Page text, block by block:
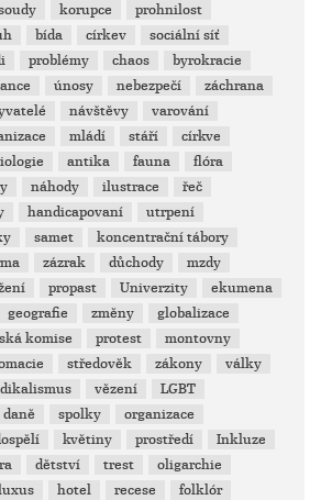
korupce
prohnilost
bída církev
sociální síť
problémy chaos
byrokracie
únosy nebezpečí
záchrana
návštěvy
varování
mládí stáří
církve
antika fauna
flóra
náhody ilustrace
řeč
handicapovaní
utrpení
samet
koncentrační tábory
zázrak důchody
mzdy
propast Univerzity
ekumena
geografie změny
globalizace
komise protest
montovny
středověk zákony
války
vězení
LGBT
daně spolky
organizace
květiny prostředí
Inkluze
dětství trest
oligarchie
hotel recese
folklór